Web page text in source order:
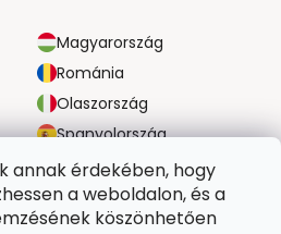
annak érdekében, hogy
a weboldalon, és a
köszönhetően
Magyarország
Románia
Olaszország
Spanyolország
Ausztria